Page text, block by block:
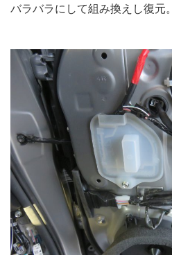
バラバラにして組み換えし復元。